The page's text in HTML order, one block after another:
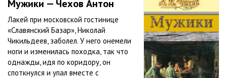
Мужики — Чехов Антон
Лакей при московской гостинице
«Славянский Базар», Николай
Чикильдеев, заболел. У него онемели
ноги и изменилась походка, так что
однажды, идя по коридору, он
споткнулся и упал вместе с